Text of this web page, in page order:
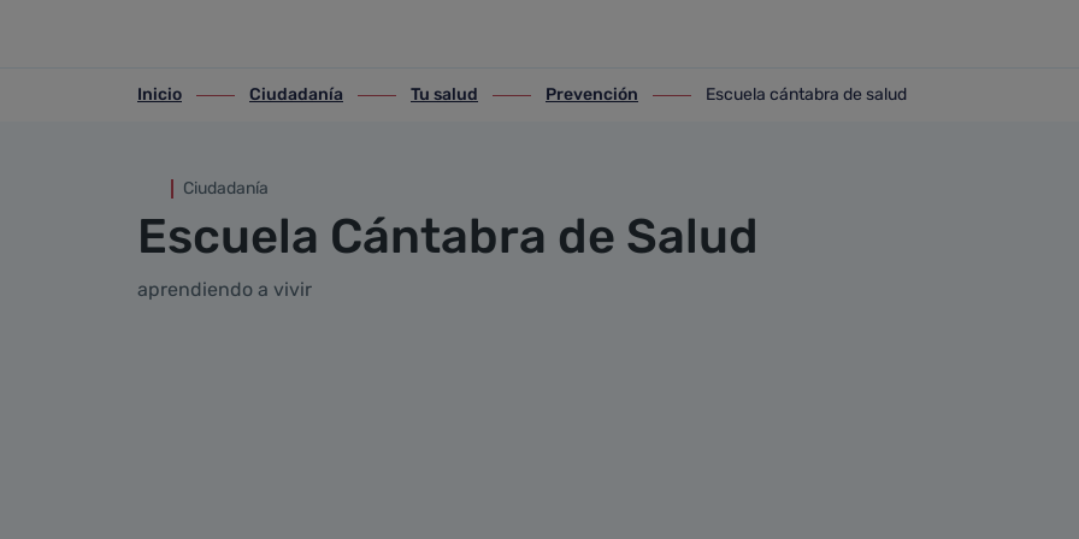
ir-a inicio
Inicio
ir-a Ciudadanía
Ciudadanía
ir-a Tu salud
Tu salud
ir-a Prevención
Prevención
ir-a Escuela cántabra de salud
Escuela cántabra de salud
Ciudadanía
Escuela Cántabra de Salud
aprendiendo a vivir